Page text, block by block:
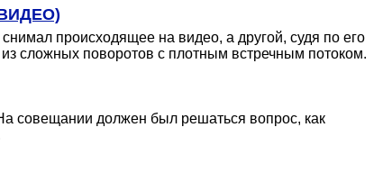
происходящее на видео, а другой, судя по его
сложных поворотов с плотным встречным потоком.
совещании должен был решаться вопрос, как